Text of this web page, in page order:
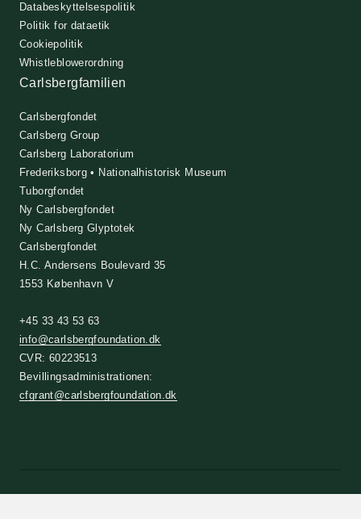
Databeskyttelsespolitik
Politik for dataetik
Cookiepolitik
Whistleblowerordning
Carlsbergfamilien
Carlsbergfondet
Carlsberg Group
Carlsberg Laboratorium
Frederiksborg • Nationalhistorisk Museum
Tuborgfondet
Ny Carlsbergfondet
Ny Carlsberg Glyptotek
Carlsbergfondet
H.C. Andersens Boulevard 35
1553 København V
+45 33 43 53 63
info@carlsbergfoundation.dk
CVR: 60223513
Bevillingsadministrationen:
cfgrant@carlsbergfoundation.dk